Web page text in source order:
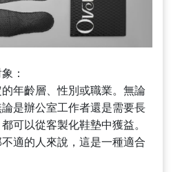
：
年齡層、性別或職業。無論
是辦公室工作者還是需要長
可以從客製化鞋墊中獲益。
適的人來說，這是一種適合